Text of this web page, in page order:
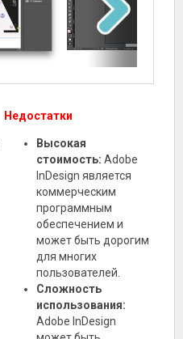
Недостатки
Высокая
стоимость: Adobe
InDesign является
коммерческим
программным
обеспечением и
может быть дорогим
для многих
пользователей.
Сложность
использования:
Adobe InDesign